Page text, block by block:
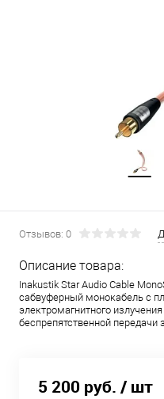
Отзывов: 0
Описание товара:
Inakustik Star Audio Cable
сабвуферный монокабель с
электромагнитного
беспрепятственной передачи
5 200 руб. / шт